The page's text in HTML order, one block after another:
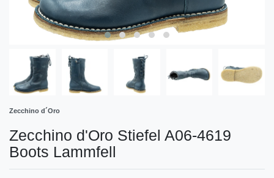
Zecchino d´Oro
Zecchino d'Oro Stiefel A06-4619
Boots Lammfell